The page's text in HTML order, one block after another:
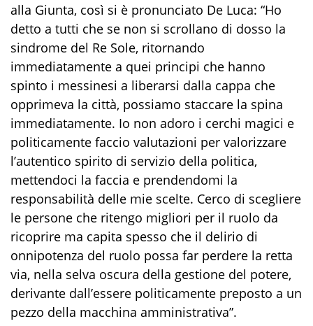
alla Giunta, così si è pronunciato De Luca: “Ho
detto a tutti che se non si scrollano di dosso la
sindrome del Re Sole, ritornando
immediatamente a quei principi che hanno
spinto i messinesi a liberarsi dalla cappa che
opprimeva la città, possiamo staccare la spina
immediatamente. Io non adoro i cerchi magici e
politicamente faccio valutazioni per valorizzare
l’autentico spirito di servizio della politica,
mettendoci la faccia e prendendomi la
responsabilità delle mie scelte. Cerco di scegliere
le persone che ritengo migliori per il ruolo da
ricoprire ma capita spesso che il delirio di
onnipotenza del ruolo possa far perdere la retta
via, nella selva oscura della gestione del potere,
derivante dall’essere politicamente preposto a un
pezzo della macchina amministrativa”.